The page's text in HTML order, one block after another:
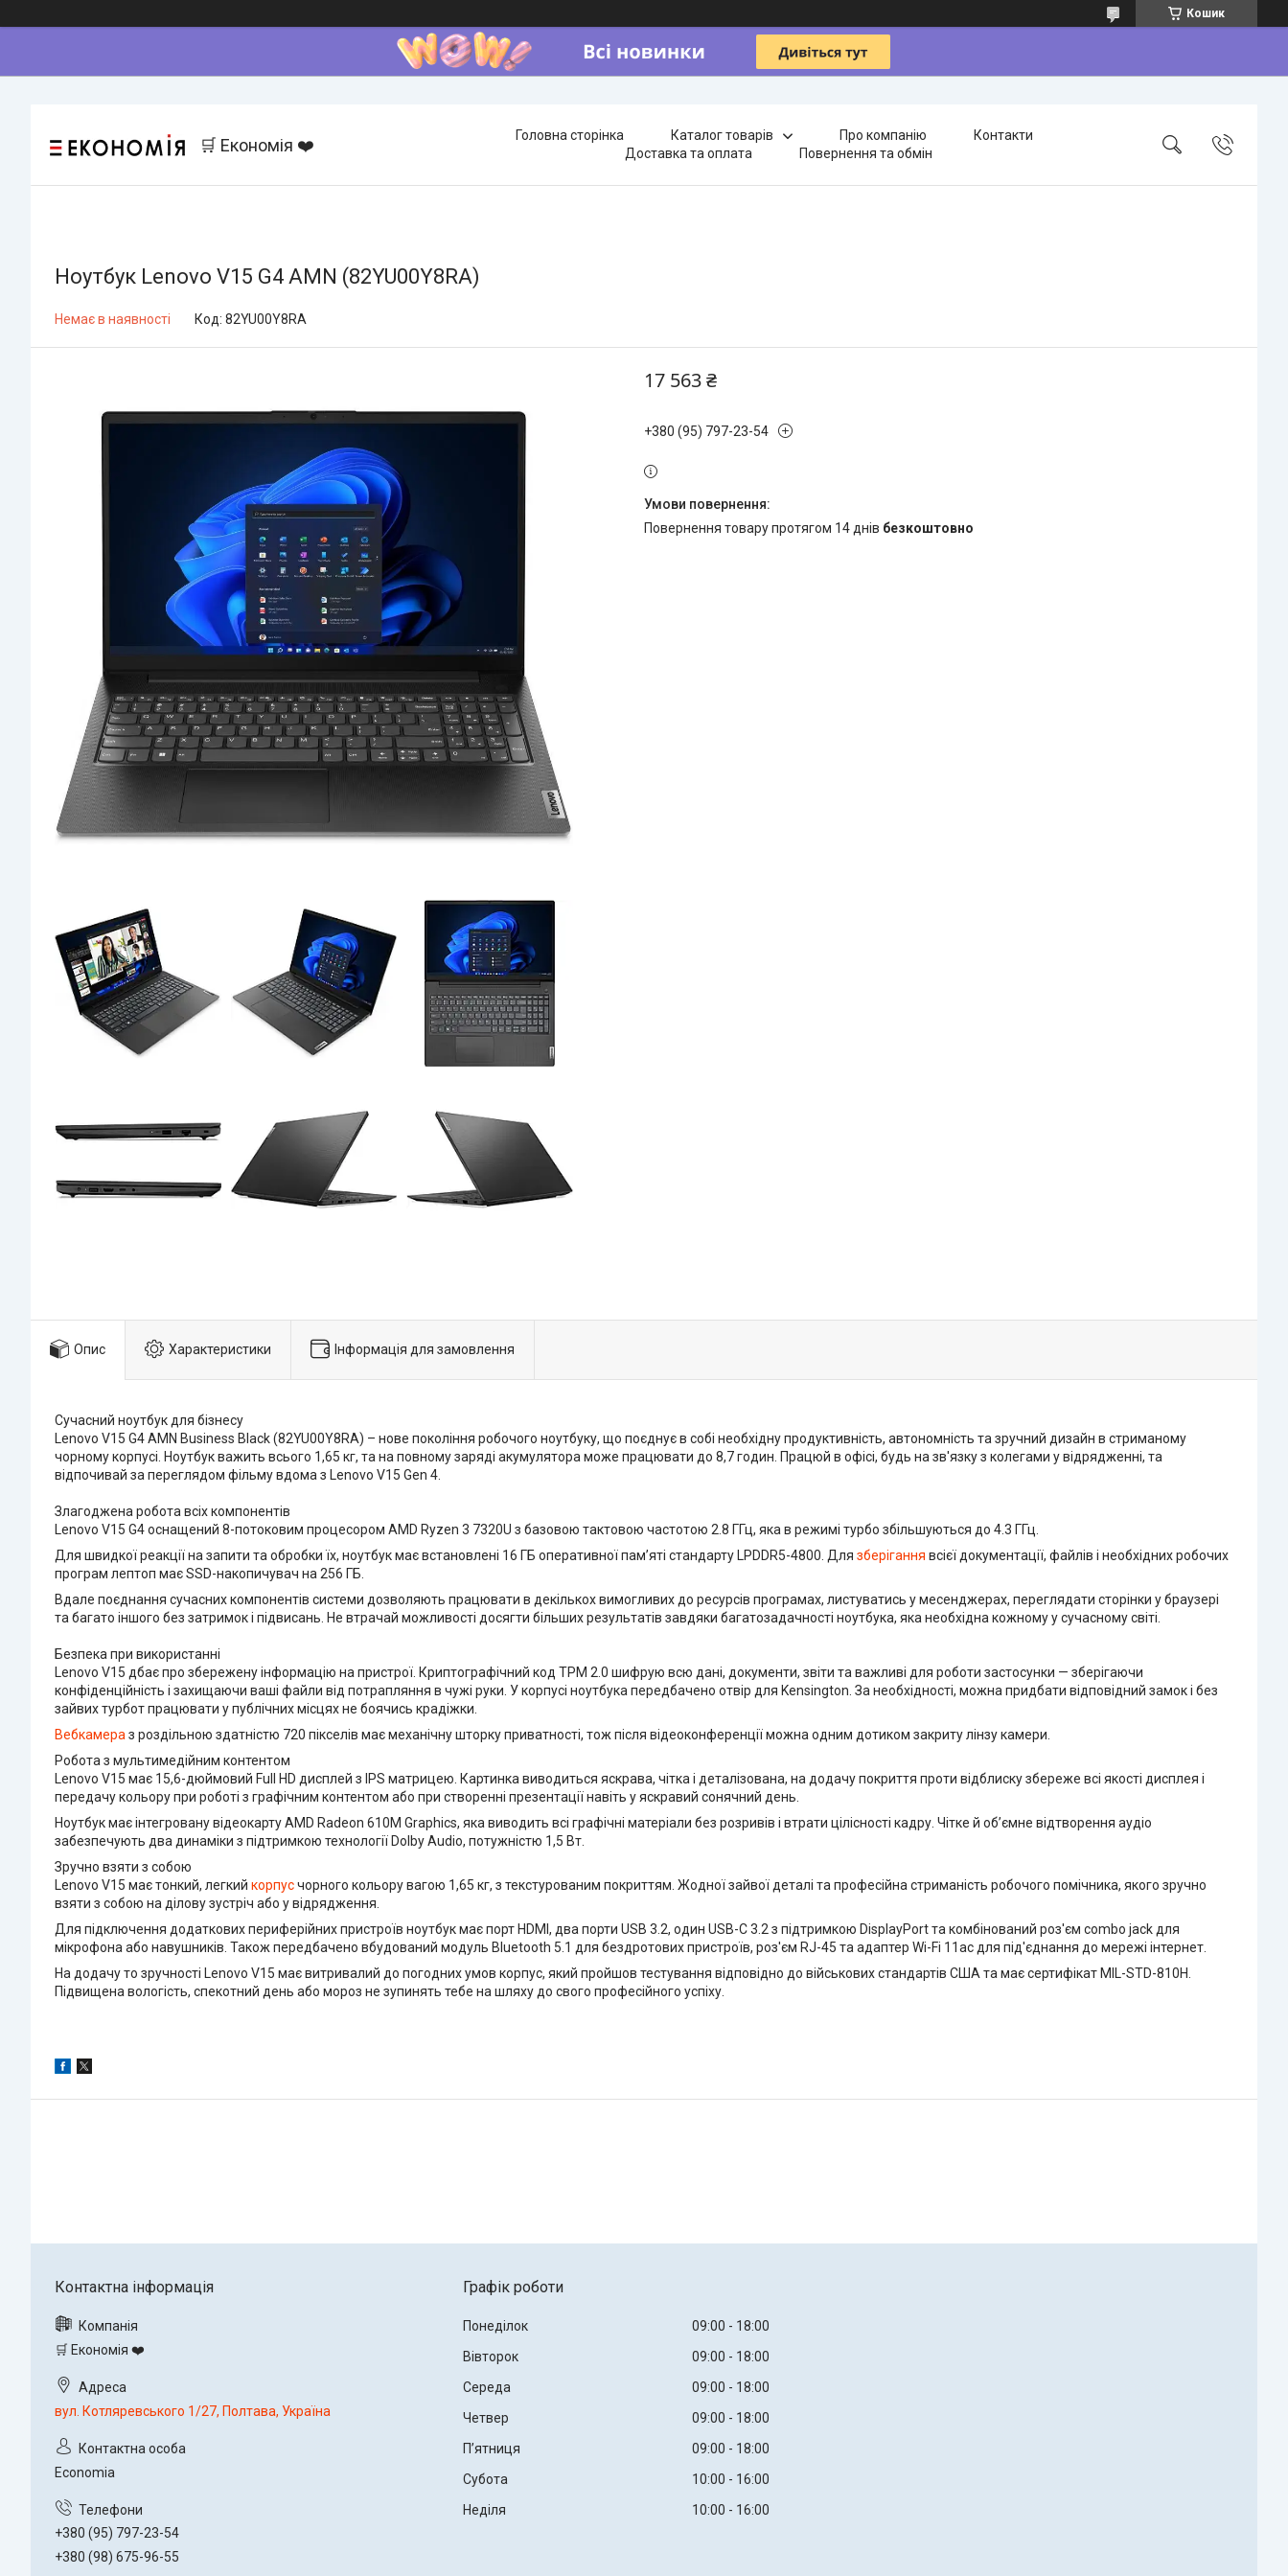
Кошик
🛒 Економія ❤️ Головна сторінка Каталог товарів Про компанію
Контакти
Доставка та оплата
Повернення та обмін
Ноутбук Lenovo V15 G4 AMN (82YU00Y8RA)
Немає в наявності Код: 82YU00Y8RA
17 563 ₴
+380 (95) 797-23-54
повернення товару протягом 14 днів безкоштовно
Опис Характеристики Інформація для замовлення
Сучасний ноутбук для бізнесу
Lenovo V15 G4 AMN Business Black (82YU00Y8RA) – нове покоління робочого ноутбуку, що поєднує в собі необхідну продуктивність, автономність та зручний дизайн в стриманому
чорному корпусі. Ноутбук важить всього 1,65 кг, та на повному заряді акумулятора може працювати до 8,7 годин. Працюй в офісі, будь на зв'язку з колегами у відрядженні, та
відпочивай за переглядом фільму вдома з Lenovo V15 Gen 4.
Злагоджена робота всіх компонентів
Lenovo V15 G4 оснащений 8-потоковим процесором AMD Ryzen 3 7320U з базовою тактовою частотою 2.8 ГГц, яка в режимі турбо збільшуються до 4.3 ГГц.
Для швидкої реакції на запити та обробки їх, ноутбук має встановлені 16 ГБ оперативної пам’яті стандарту LPDDR5-4800. Для зберігання всієї документації, файлів і необхідних робочих
програм лептоп має SSD-накопичувач на 256 ГБ.
Вдале поєднання сучасних компонентів системи дозволяють працювати в декількох вимогливих до ресурсів програмах, листуватись у месенджерах, переглядати сторінки у браузері
та багато іншого без затримок і підвисань. Не втрачай можливості досягти більших результатів завдяки багатозадачності ноутбука, яка необхідна кожному у сучасному світі.
Безпека при використанні
Lenovo V15 дбає про збережену інформацію на пристрої. Криптографічний код ТРМ 2.0 шифрую всю дані, документи, звіти та важливі для роботи застосунки — зберігаючи
конфіденційність і захищаючи ваші файли від потрапляння в чужі руки. У корпусі ноутбука передбачено отвір для Kensington. За необхідності, можна придбати відповідний замок і без
зайвих турбот працювати у публічних місцях не боячись крадіжки.
Вебкамера з роздільною здатністю 720 пікселів має механічну шторку приватності, тож після відеоконференції можна одним дотиком закриту лінзу камери.
Робота з мультимедійним контентом
Lenovo V15 має 15,6-дюймовий Full HD дисплей з IPS матрицею. Картинка виводиться яскрава, чітка і деталізована, на додачу покриття проти відблиску збереже всі якості дисплея і
передачу кольору при роботі з графічним контентом або при створенні презентації навіть у яскравий сонячний день.
Ноутбук має інтегровану відеокарту AMD Radeon 610M Graphics, яка виводить всі графічні матеріали без розривів і втрати цілісності кадру. Чітке й об’ємне відтворення аудіо
забезпечують два динаміки з підтримкою технології Dolby Audio, потужністю 1,5 Вт.
Зручно взяти з собою
Lenovo V15 має тонкий, легкий корпусчорного кольору вагою 1,65 кг, з текстурованим покриттям. Жодної зайвої деталі та професійна стриманість робочого помічника, якого зручно
взяти з собою на ділову зустріч або у відрядження.
Для підключення додаткових периферійних пристроїв ноутбук має порт HDMI, два порти USB 3.2, один USB-C 3.2 з підтримкою DisplayPort та комбінований роз'єм combo jack для
мікрофона або навушників. Також передбачено вбудований модуль Bluetooth 5.1 для бездротових пристроїв, роз'єм RJ-45 та адаптер Wi-Fi 11ac для під'єднання до мережі інтернет.
На додачу то зручності Lenovo V15 має витривалий до погодних умов корпус, який пройшов тестування відповідно до військових стандартів США та має сертифікат MIL-STD-810H.
Підвищена вологість, спекотний день або мороз не зупинять тебе на шляху до свого професійного успіху.
🛒 Економія ❤️
вул. Котляревського 1/27, Полтава, Україна
Economia
+380 (95) 797-23-54
+380 (98) 675-96-55
Графік роботи
Понеділок 09:00
18:00
Вівторок
09:00
18:00
Середа
09:00
18:00
Четвер
09:00
18:00
Пʼятниця
09:00
18:00
Субота
10:00
16:00
Неділя
10:00 16:00